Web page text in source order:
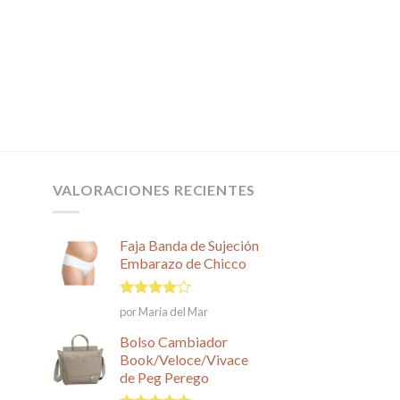
VALORACIONES RECIENTES
Faja Banda de Sujeción
Embarazo de Chicco
Valorado
en
5
por María del Mar
Bolso Cambiador
Book/Veloce/Vivace
de Peg Perego